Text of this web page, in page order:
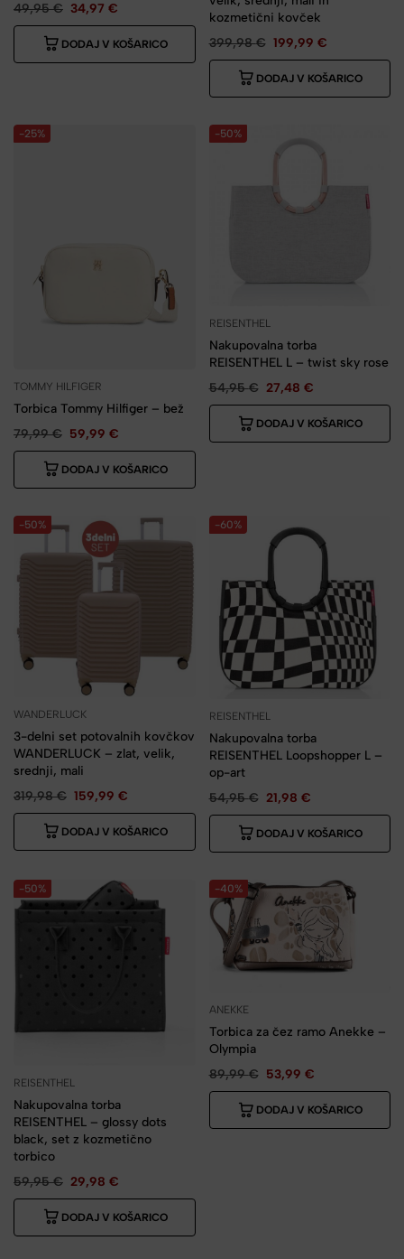
49,95€ 34,97 €
DODAJ V KOŠARICO
kozmetični kovček
399,98€ 199,99 €
DODAJ V KOŠARICO
-25%
TOMMY HILFIGER
Torbica Tommy Hilfiger – bež
79,99€ 59,99 €
DODAJ V KOŠARICO
-50%
REISENTHEL
Nakupovalna torba
REISENTHEL L – twist sky rose
54,95€ 27,48 €
DODAJ V KOŠARICO
-50%
WANDERLUCK
3-delni set potovalnih kovčkov
WANDERLUCK – zlat, velik,
srednji, mali
319,98€ 159,99 €
DODAJ V KOŠARICO
-60%
REISENTHEL
Nakupovalna torba
REISENTHEL Loopshopper L –
op-art
54,95€ 21,98 €
DODAJ V KOŠARICO
-50%
REISENTHEL
Nakupovalna torba
REISENTHEL – glossy dots
black, set z kozmetično
torbico
59,95€ 29,98 €
DODAJ V KOŠARICO
-40%
ANEKKE
Torbica za čez ramo Anekke –
Olympia
89,99€ 53,99 €
DODAJ V KOŠARICO